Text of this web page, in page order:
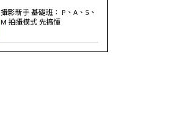
攝影新手 基礎班： P、A、S、
M 拍攝模式 先搞懂